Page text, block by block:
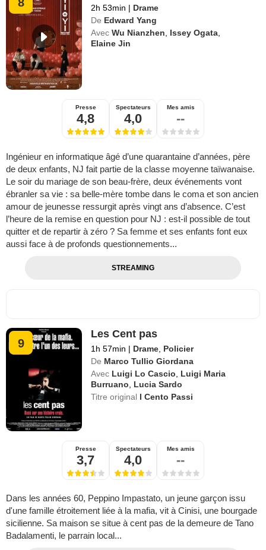
2h 53min | Drame
De Edward Yang
Avec Wu Nianzhen Issey Ogata
Elaine Jin
Presse
4,8
Spectateurs
4,0
Mes amis
--
Ingénieur en informatique âgé d’une quarantaine d’années, père
de deux enfants, NJ fait partie de la classe moyenne taïwanaise.
Le soir du mariage de son beau-frère, deux événements vont
ébranler sa vie : sa belle-mère tombe dans le coma et son ancien
amour de jeunesse ressurgit après vingt ans d’absence. C’est
l’heure de la remise en question pour NJ : est-il possible de tout
quitter et de repartir à zéro ? Sa femme et ses enfants font eux
aussi face à de profonds questionnements...
STREAMING
9
Les Cent pas
1h 57min | Drame, Policier
De Marco Tullio Giordana
Avec Luigi Lo Cascio, Luigi Maria
Burruano, Lucia Sardo
Titre original I Cento Passi
Presse
3,7
Spectateurs
4,0
Mes amis
--
Dans les années 60, Peppino Impastato, un jeune garçon issu
d'une famille étroitement liée à la mafia, vit à Cinisi, une bourgade
sicilienne. Sa maison se situe à cent pas de la demeure de Tano
Badalamenti, le parrain local...